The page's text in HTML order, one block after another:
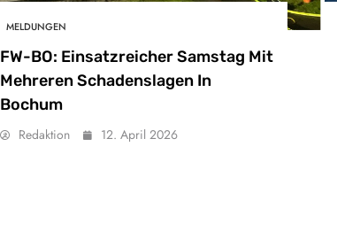
MELDUNGEN
FW-BO: Einsatzreicher Samstag Mit
Mehreren Schadenslagen In
Bochum
Redaktion 12. April 2026